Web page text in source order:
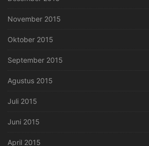
November 2015
Oktober 2015
September 2015
Agustus 2015
Juli 2015
Juni 2015
April 2015